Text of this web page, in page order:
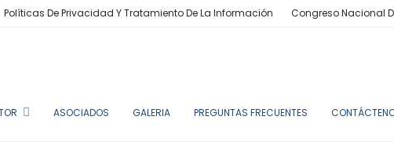
Políticas De Privacidad Y Tratamiento De La Información Congreso Nacional
ASOCIADOS GALERIA PREGUNTAS FRECUENTES